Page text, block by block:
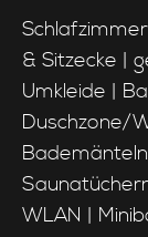
& Sitzecke |
Umkleide |
Duschzone/
WLAN |